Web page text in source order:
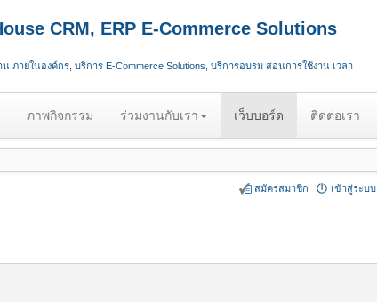
CRM, ERP E-Commerce Solutions
ภายในองค์กร, บริการ E-Commerce Solutions, บริการอบรม สอนการใช้งาน เวลา
ภาพกิจกรรม ร่วมงานกับเรา เว็บบอร์ด ติดต่อเรา
เข้าสู่ระบบ
สมัครสมาชิก